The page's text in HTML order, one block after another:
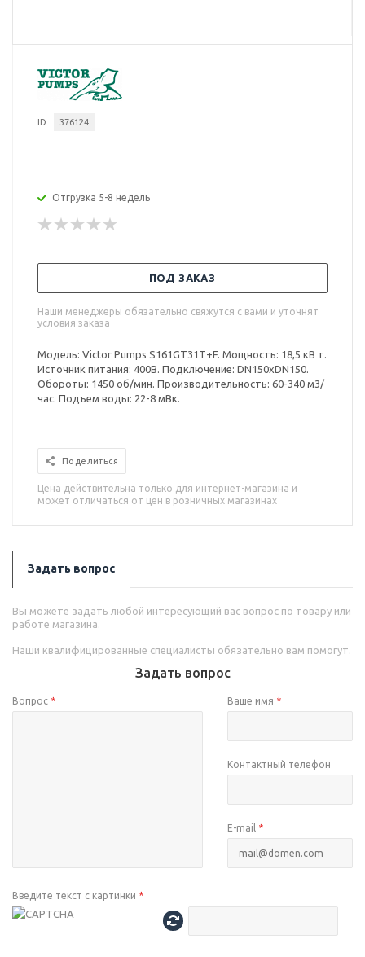
ID 376124
Отгрузка 5-8 недель
ПОД ЗАКАЗ
Наши менеджеры обязательно свяжутся с вами и уточнят
условия заказа
Модель: Victor Pumps S161GT31T+F. Мощность: 18,5 кВ т.
Источник питания: 400В. Подключение: DN150xDN150.
Обороты: 1450 об/мин. Производительность: 60-340 м3/
час. Подъем воды: 22-8 мВк.
Поделиться
Цена действительна только для интернет-магазина и
может отличаться от цен в розничных магазинах
Задать вопрос
Вы можете задать любой интересующий вас вопрос по товару или
работе магазина.
Наши квалифицированные специалисты обязательно вам помогут.
Задать вопрос
Вопрос * Ваше имя *
Контактный телефон
E-mail *
Введите текст с картинки *